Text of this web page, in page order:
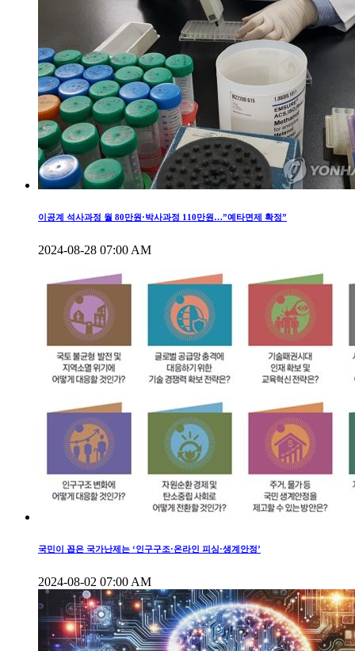
이공계 석사과정 월 80만원·박사과정 110만원…”예타면제 확정”
2024-08-28 07:00 AM
국민이 꼽은 국가난제는 ‘인구구조·온라인 피싱·생계안정’
2024-08-02 07:00 AM